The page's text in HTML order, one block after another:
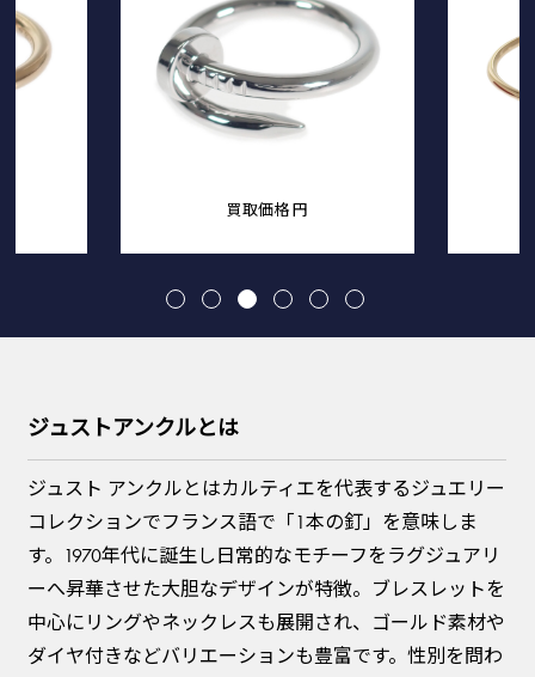
買取価格 円
ジュストアンクルとは
ジュスト アンクルとはカルティエを代表するジュエリー
コレクションでフランス語で「1本の釘」を意味しま
す。1970年代に誕生し日常的なモチーフをラグジュアリ
ーへ昇華させた大胆なデザインが特徴。ブレスレットを
中心にリングやネックレスも展開され、ゴールド素材や
ダイヤ付きなどバリエーションも豊富です。性別を問わ